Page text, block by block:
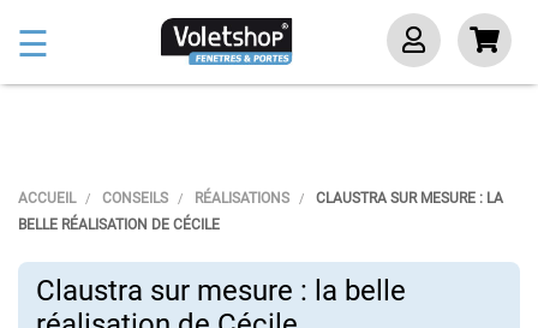
Basculer
la
☰
ACCUEIL CONSEILS RÉALISATIONS
CLAUSTRA SUR MESURE : LA
BELLE RÉALISATION DE CÉCILE
Claustra sur mesure : la belle